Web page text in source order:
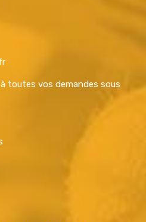
toutes vos demandes sous